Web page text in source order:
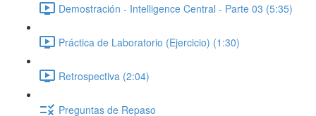
Demostración - Intelligence Central - Parte 03 (5:35)
Práctica de Laboratorio (Ejercicio) (1:30)
Retrospectiva (2:04)
Preguntas de Repaso